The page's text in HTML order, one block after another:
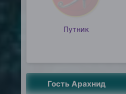
Путник
Гость Арахнид